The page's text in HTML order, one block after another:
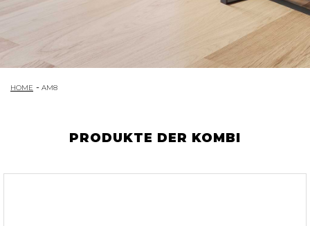
HOME AM8
PRODUKTE DER KOMBI